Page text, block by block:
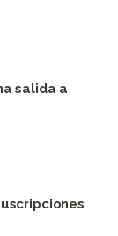
salida a